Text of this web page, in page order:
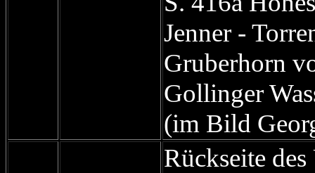
Jenner -
Gruberhorn
Gollinger
(im Bild
Rückseite